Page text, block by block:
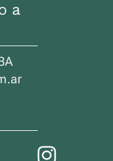
a